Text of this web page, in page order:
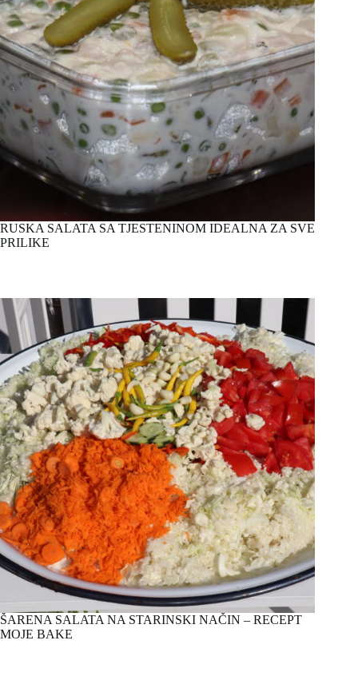
RUSKA SALATA SA TJESTENINOM IDEALNA ZA SVE
PRILIKE
ŠARENA SALATA NA STARINSKI NAČIN – RECEPT
MOJE BAKE